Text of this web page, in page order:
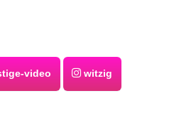
video witzig